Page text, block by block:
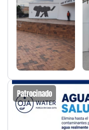
Patrocinado